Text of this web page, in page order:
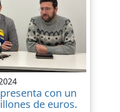
con un
de euros.